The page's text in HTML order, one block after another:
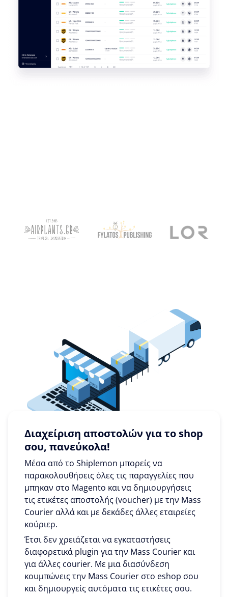
Διαχείριση αποστολών για το shop
σου, πανεύκολα!
Μέσα από το Shiplemon μπορείς να
παρακολουθήσεις όλες τις παραγγελίες που
μπηκαν στο Magento και να δημιουργήσεις
τις ετικέτες αποστολής (voucher) με την Mass
Courier αλλά και με δεκάδες άλλες εταιρείες
κούριερ.
Έτσι δεν χρειάζεται να εγκαταστήσεις
διαφορετικά plugin για την Mass Courier και
για άλλες courier. Με μια διασύνδεση
κουμπώνεις την Mass Courier στο eshop σου
και δημιουργείς αυτόματα τις ετικέτες σου.